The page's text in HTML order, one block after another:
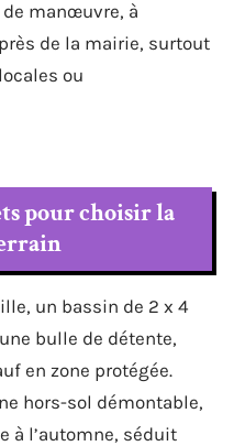
manœuvre, à
de la mairie, surtout
ou
pour choisir la
un bassin de 2 x 4
bulle de détente,
en zone protégée.
hors-sol démontable,
à l’automne, séduit